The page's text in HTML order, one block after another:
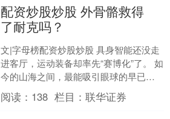
配资炒股炒股 外骨骼救得
了耐克吗？
文|字母榜配资炒股炒股 具身智能还没走
进客厅，运动装备却率先“赛博化”了。 如
今的山海之间，最能吸引眼球的早已不
是烂大街的始祖鸟冲锋衣，而是充满机
械感的“赛博腿....
阅读： 138 栏目：联华证券